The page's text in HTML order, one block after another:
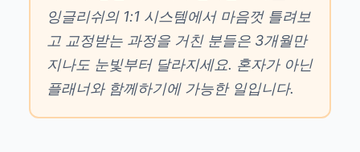
잉글리쉬의 1:1 시스템에서 마음껏 틀려보
고 교정받는 과정을 거친 분들은 3개월만
지나도 눈빛부터 달라지세요. 혼자가 아닌
플래너와 함께하기에 가능한 일입니다.